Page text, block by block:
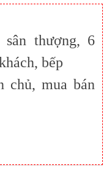
thượng, 6
bếp
chủ, mua bán